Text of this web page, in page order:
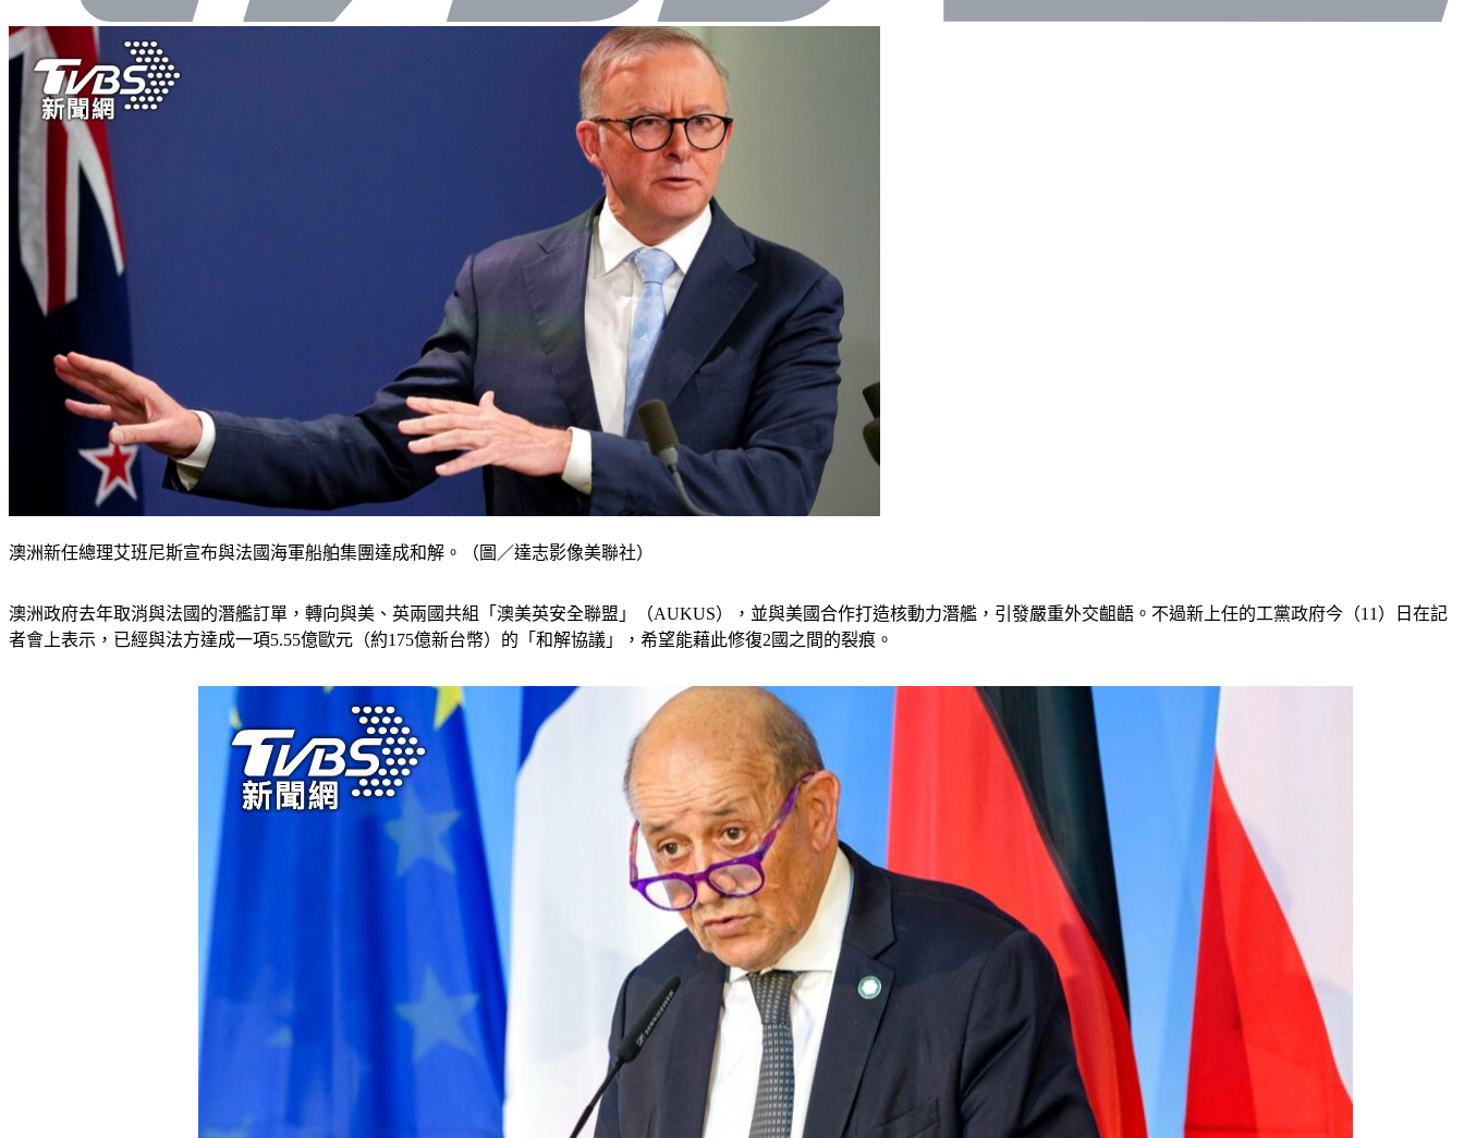
澳洲新任總理艾班尼斯宣布與法國海軍船舶集團達成和解。（圖／達志影像美聯社）
澳洲政府去年取消與法國的潛艦訂單，轉向與美、英兩國共組「澳美英安全聯盟」（AUKUS），並與美國合作打造核動力潛艦，引發嚴重外交齟齬。不過新上任的工黨政府今（11）日在記
者會上表示，已經與法方達成一項5.55億歐元（約175億新台幣）的「和解協議」，希望能藉此修復2國之間的裂痕。